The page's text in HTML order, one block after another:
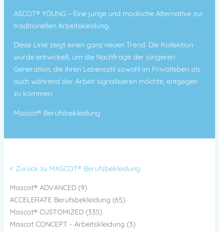
ASCOT® YOUNG – Eine junge und modische Alternative zur
traditionellen Arbeitskleidung.
Diese Linie zeigt einen ganz neuen Trend. Die Kollektion
wurde entwickelt, um die Nachfrage der jüngeren
Generation, die ihren Lebensstil sowohl im Privatleben als
auch während der Arbeit signalisieren möchte, entgegen
zu kommen.
Mascot® Berufsbekleidung
< Zurück zu MASCOT® Berufsbekleidung
Mascot® ADVANCED (9)
ACCELERATE Berufsbekleidung (65)
Mascot® CUSTOMIZED (335)
Mascot CONCEPT - Arbeitskleidung (3)